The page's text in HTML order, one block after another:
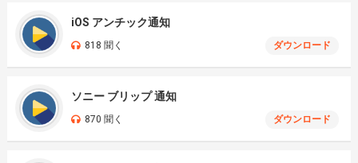
iOS アンチック通知
818 聞く ダウンロード
ソニー ブリップ 通知
870 聞く ダウンロード